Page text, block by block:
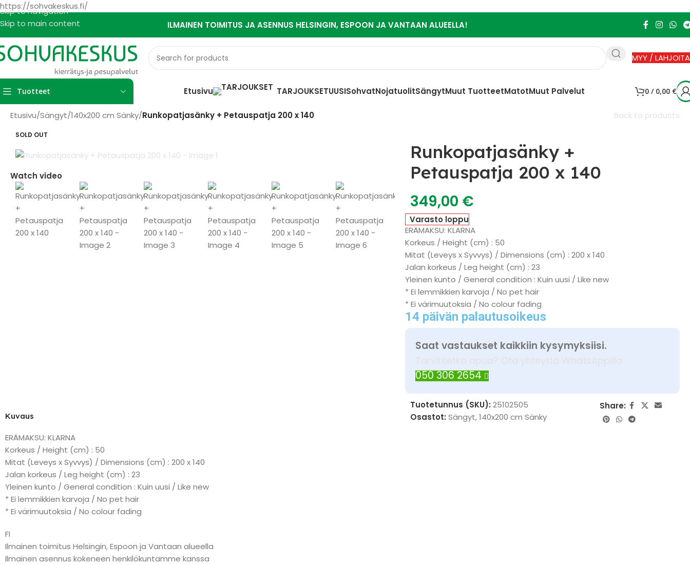
https://sohvakeskus.fi/
Skip to navigation
Skip to main content
ILMAINEN TOIMITUS JA ASENNUS HELSINGIN, ESPOON JA VANTAAN ALUEELLA!
MYY / LAHJOITA
Tuotteet Etusivu TARJOUKSETUUSISohvatNojatuolitSängytMuut TuotteetMatotMuut Palvelut 0 / 0,00 €
Etusivu/Sängyt/140x200 cm Sänky/Runkopatjasänky + Petauspatja 200 x 140 Back to products
SOLD OUT
Watch video
Runkopatjasänky +
Petauspatja 200 x 140
349,00 €
Varasto loppu
ERÄMAKSU: KLARNA
Korkeus / Height (cm) : 50
Mitat (Leveys x Syvvys) / Dimensions (cm) : 200 x 140
Jalan korkeus / Leg height (cm) : 23
Yleinen kunto / General condition : Kuin uusi / Like new
* Ei lemmikkien karvoja / No pet hair
* Ei värimuutoksia / No colour fading
14 päivän palautusoikeus
Saat vastaukset kaikkiin kysymyksiisi.
Tarvitsetko apua? Ota yhteyttä WhatsAppilla
050 306 2654
Tuotetunnus (SKU):25102505
Osastot: Sängyt,140x200 cm Sänky
Share:
Kuvaus
ERÄMAKSU: KLARNA
Korkeus / Height (cm) : 50
Mitat (Leveys x Syvvys) / Dimensions (cm) : 200 x 140
Jalan korkeus / Leg height (cm) : 23
Yleinen kunto / General condition : Kuin uusi / Like new
* Ei lemmikkien karvoja / No pet hair
* Ei värimuutoksia / No colour fading
FI
Ilmainen toimitus Helsingin, Espoon ja Vantaan alueella
Ilmainen asennus kokeneen henkilökuntamme kanssa